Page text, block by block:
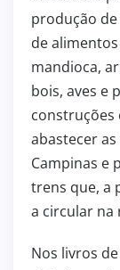
produção
de
mandioca,
bois, aves e
construções
abastecer
Campinas e
trens que, a
a circular na
Nos livros